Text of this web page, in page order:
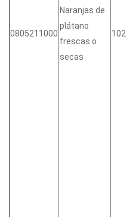
0805211000
Naranjas de
plátano
frescas o
secas
102